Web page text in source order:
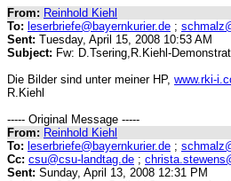
From: Reinhold Kiehl
To: leserbriefe@bayernkurier.de ;
Sent: Tuesday, April 15, 2008 10:53 AM
Subject: Fw: D.Tsering,R.Kiehl-
Die Bilder sind unter meiner HP, www.rki-
R.Kiehl
----- Original Message -----
From: Reinhold Kiehl
To: leserbriefe@bayernkurier.de ;
Cc: csu@csu-landtag.de ;
Sent: Sunday, April 13, 2008 12:31 PM